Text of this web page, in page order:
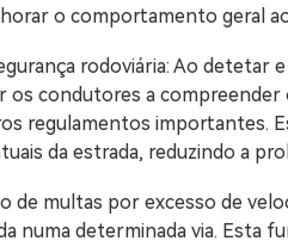
o comportamento geral
rodoviária: Ao detetar
os condutores a compreender
regulamentos importantes.
da estrada, reduzindo a
de multas por excesso de
numa determinada via. Esta